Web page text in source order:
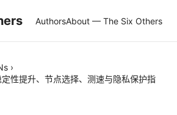
AuthorsAbout — The Six Others
›
性提升、节点选择、测速与隐私保护指